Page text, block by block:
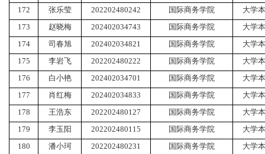
172
张乐莹 202202480242 国际商务学院
大学
173
赵晓梅 202402034743 国际商务学院
大学
174
司春旭 202402034821 国际商务学院
大学
175
李岩飞 202202480222 国际商务学院
大学
176
白小艳 202402034701 国际商务学院
大学
177
肖红梅 202402034833 国际商务学院
大学
178
王浩东 202202480127 国际商务学院
大学
179
李玉阳 202202480115 国际商务学院
大学
180
潘小珂 202202480231 国际商务学院
大学